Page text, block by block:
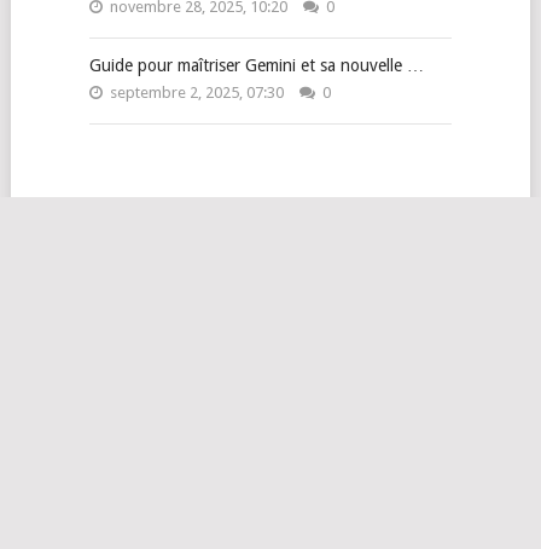
novembre 28, 2025, 10:20 0
Guide pour maîtriser Gemini et sa nouvelle …
septembre 2, 2025, 07:30 0